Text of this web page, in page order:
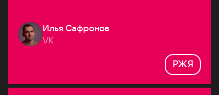
Илья Сафронов
VK
РЖЯ